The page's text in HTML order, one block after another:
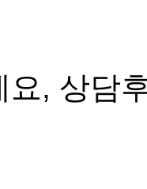
요, 상담